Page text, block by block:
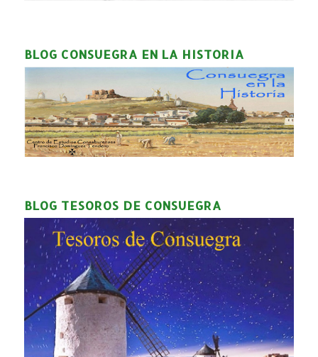
BLOG CONSUEGRA EN LA HISTORIA
BLOG TESOROS DE CONSUEGRA